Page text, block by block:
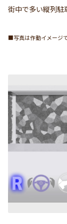
街中で多い縦列駐
■写真は作動イメージで